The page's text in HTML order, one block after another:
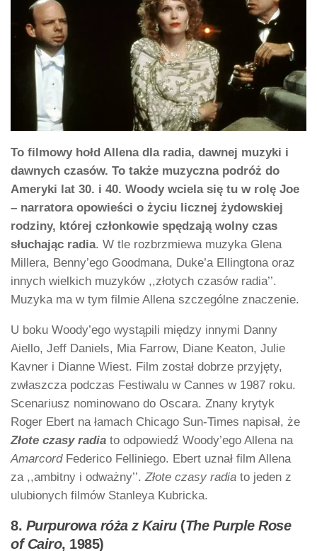
To filmowy hołd Allena dla radia, dawnej muzyki i
dawnych czasów. To także muzyczna podróż do
Ameryki lat 30. i 40. Woody wciela się tu w rolę Joe
– narratora opowieści o życiu licznej żydowskiej
rodziny, której członkowie spędzają wolny czas
słuchając radia. W tle rozbrzmiewa muzyka Glena
Millera, Benny’ego Goodmana, Duke’a Ellingtona oraz
innych wielkich muzyków ,,złotych czasów radia’’.
Muzyka ma w tym filmie Allena szczególne znaczenie.
U boku Woody’ego wystąpili między innymi Danny
Aiello, Jeff Daniels, Mia Farrow, Diane Keaton, Julie
Kavner i Dianne Wiest. Film został dobrze przyjęty,
zwłaszcza podczas Festiwalu w Cannes w 1987 roku.
Scenariusz nominowano do Oscara. Znany krytyk
Roger Ebert na łamach Chicago Sun-Times napisał, że
Złote czasy radia to odpowiedź Woody’ego Allena na
AmarcordFederico Felliniego. Ebert uznał film Allena
za ,,ambitny i odważny’’. Złote czasy radia to jeden z
ulubionych filmów Stanleya Kubricka.
8. Purpurowa róża z Kairu(The Purple Rose
of Cairo, 1985)